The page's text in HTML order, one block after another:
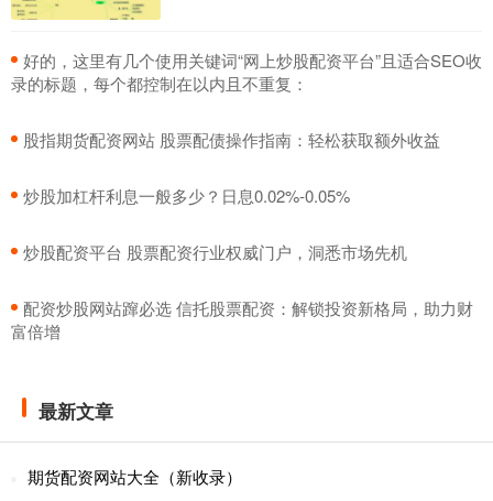
​好的，这里有几个使用关键词“网上炒股配资平台”且适合SEO收
录的标题，每个都控制在以内且不重复：
​股指期货配资网站 股票配债操作指南：轻松获取额外收益
​炒股加杠杆利息一般多少？日息0.02%-0.05%
​炒股配资平台 股票配资行业权威门户，洞悉市场先机
​配资炒股网站蹿必选 信托股票配资：解锁投资新格局，助力财
富倍增
最新文章
期货配资网站大全（新收录）